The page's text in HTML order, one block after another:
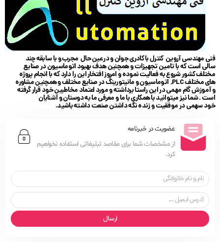
فنی مهندسی آروین کنترل با کادری جوان و در عین حال مجرب و با سابقه چند
سالی است که با تامین تجهیزات و همچنین هدف بهبود اتوماسیون در صنایع
مختلف کشور شروع به فعالیت نموده و امروز افتخار این را دارد که با انجام پروژه
های مختلف PLC, اتوماسیون و مانیتورینگ در صنایع مختلف و همچنین مشاوره
و آموزش گام مهمی در این راستا برداشته و مورد اعتماد مخاطبین خود قرار گرفته
است . شما نیز میتوانید با همکاری با ما و معرفی ما به دوستان و آشنایان
خود سهمی در موفقیت و زنده نگه داشتن صنعت داشته باشید.
عضویت در خبرنامه
از مشخصات شما برای مقاصد تبلیغاتی استفاده نخواهیم
کرد.
ارسال